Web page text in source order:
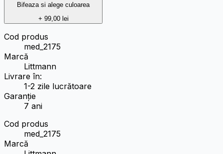
Bifeaza si alege culoarea
+ 99,00 lei
Cod produs
med_2175
Marcă
Littmann
Livrare în:
1-2 zile lucrătoare
Garanție
7 ani
Cod produs
med_2175
Marcă